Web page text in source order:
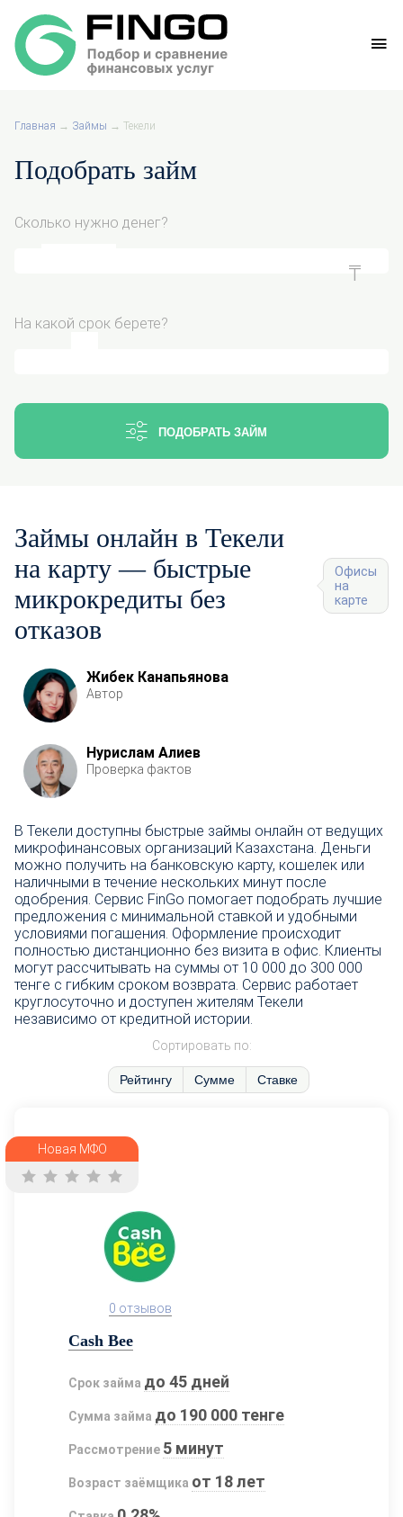
Главная → Займы → Текели
Подобрать займ
Сколько нужно денег?
На какой срок берете?
ПОДОБРАТЬ ЗАЙМ
Займы онлайн в Текели
на карту — быстрые
микрокредиты без
отказов
Офисы
на
карте
Жибек Канапьянова
Автор
Нурислам Алиев
Проверка фактов
В Текели доступны быстрые займы онлайн от ведущих
микрофинансовых организаций Казахстана. Деньги
можно получить на банковскую карту, кошелек или
наличными в течение нескольких минут после
одобрения. Сервис FinGo помогает подобрать лучшие
предложения с минимальной ставкой и удобными
условиями погашения. Оформление происходит
полностью дистанционно без визита в офис. Клиенты
могут рассчитывать на суммы от 10 000 до 300 000
тенге с гибким сроком возврата. Сервис работает
круглосуточно и доступен жителям Текели
независимо от кредитной истории.
Сортировать по:
Рейтингу Сумме Ставке
Новая МФО
0 отзывов
Cash Bee
Срок займа до 45 дней
Сумма займа до 190 000 тенге
Рассмотрение 5 минут
Возраст заёмщика от 18 лет